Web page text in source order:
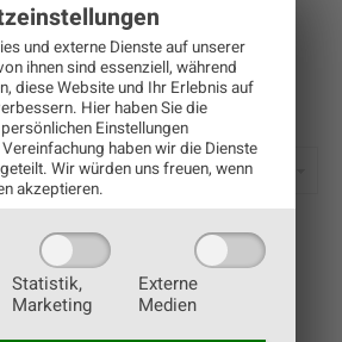
und externe Dienste auf unserer
ihnen sind essenziell, während
diese Website und Ihr Erlebnis auf
Hier haben Sie die
Einstellungen
haben wir die Dienste
Wir würden uns freuen, wenn
akzeptieren.
Statistik,
Marketing
Externe
Medien
Einstiegstelle (Dropdown):